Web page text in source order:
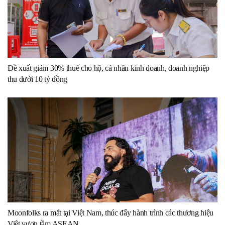
Đề xuất giảm 30% thuế cho hộ, cá nhân kinh doanh, doanh nghiệp
thu dưới 10 tỷ đồng
Moonfolks ra mắt tại Việt Nam, thúc đẩy hành trình các thương hiệu